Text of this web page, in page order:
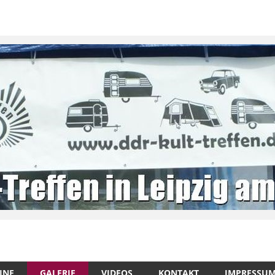
GALERIE VIDEOS KONTAKT